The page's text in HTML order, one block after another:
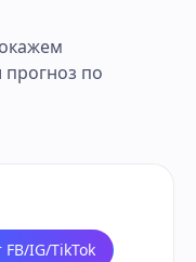
по
FB/IG/TikTok